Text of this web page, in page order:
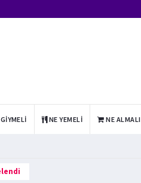
NE YEMELI NE ALMALI